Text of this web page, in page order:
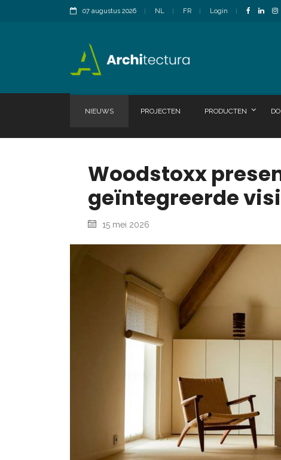
07 augustus 2026 NL FR Login
NIEUWS PROJECTEN PRODUCTEN
Woodstoxx
geïntegreerde
15 mei 2026